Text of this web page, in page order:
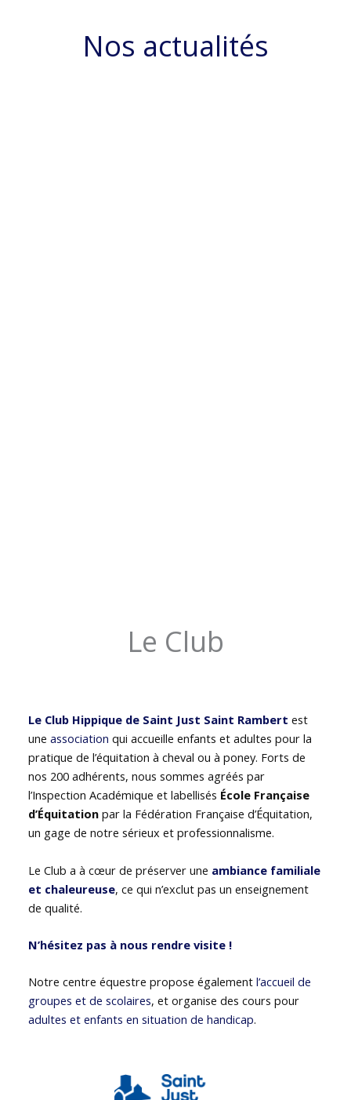
Nos actualités
Le Club
Le Club Hippique de Saint Just Saint Rambert est
uneassociation qui accueille enfants et adultes pour la
pratique de l’équitation à cheval ou à poney. Forts de
nos 200 adhérents, nous sommes agréés par
l’Inspection Académique et labellisés École Française
d’Équitation par la Fédération Française d’Équitation,
un gage de notre sérieux et professionnalisme.
Le Club a à cœur de préserver une ambiance familiale
et chaleureuse, ce qui n’exclut pas un enseignement
de qualité.
N’hésitez pas à nous rendre visite !
Notre centre équestre propose égalementl’accueil de
groupes et de scolaires, et organise des cours pour
adultes et enfants en situation de handicap.